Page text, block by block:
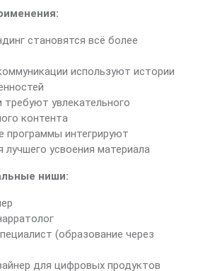
становятся всё более
используют истории
увлекательного
контента
программы интегрируют
лучшего усвоения материала
ниши:
(образование через
для цифровых продуктов